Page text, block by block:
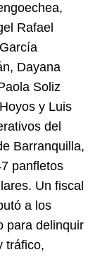
Rafael
Dayana
Soliz
y Luis
del
Barranquilla,
panfletos
Un fiscal
a los
para delinquir
tráfico,